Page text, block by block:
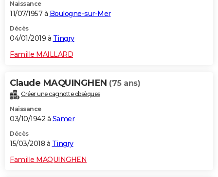
Naissance
11/07/1957 à Boulogne-sur-Mer
Décès
04/01/2019 à Tingry
Famille MAILLARD
Claude MAQUINGHEN (75 ans)
Créer une cagnotte obsèques
Naissance
03/10/1942 à Samer
Décès
15/03/2018 à Tingry
Famille MAQUINGHEN